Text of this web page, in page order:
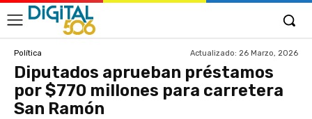
Política Actualizado: 26 Marzo, 2026
Diputados aprueban préstamos
por $770 millones para carretera
San Ramón